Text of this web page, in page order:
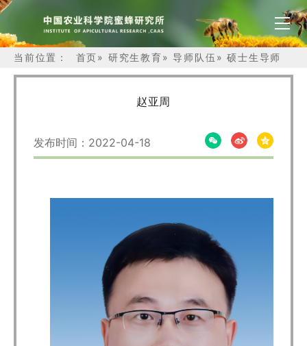
当前位置： 首页» 研究生教育»导师队伍 »硕士生导师
赵亚周
发布时间：2022-04-18